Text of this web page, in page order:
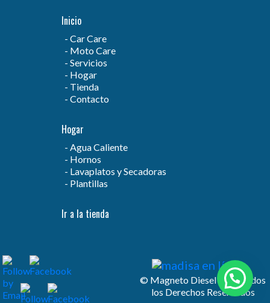
Inicio
Car Care
Moto Care
Servicios
Hogar
Tienda
Contacto
Hogar
Agua Caliente
Hornos
Lavaplatos y Secadoras
Plantillas
Ir a la tienda
© Magneto Diesel S.A. | Todos
los Derechos Reservados